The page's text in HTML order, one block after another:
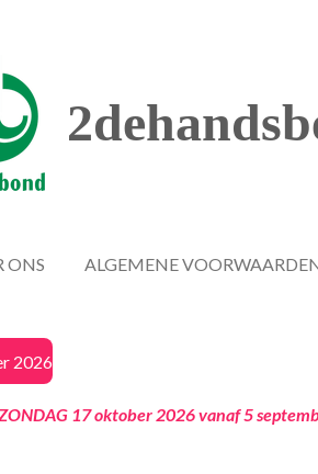
ONS ALGEMENE
2026
17 oktober 2026 vanaf 5